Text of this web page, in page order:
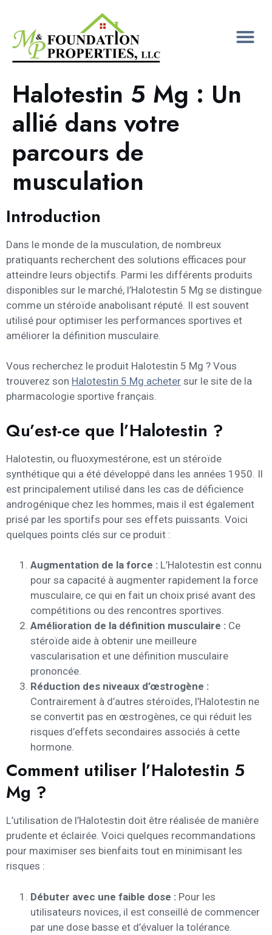
Halotestin 5 Mg : Un
allié dans votre
parcours de
musculation
Introduction
Dans le monde de la musculation, de nombreux
pratiquants recherchent des solutions efficaces pour
atteindre leurs objectifs. Parmi les différents produits
disponibles sur le marché, l’Halotestin 5 Mg se distingue
comme un stéroïde anabolisant réputé. Il est souvent
utilisé pour optimiser les performances sportives et
améliorer la définition musculaire.
Vous recherchez le produit Halotestin 5 Mg ? Vous
trouverez son Halotestin 5 Mg acheter sur le site de la
pharmacologie sportive français.
Qu’est-ce que l’Halotestin ?
Halotestin, ou fluoxymestérone, est un stéroïde
synthétique qui a été développé dans les années 1950. Il
est principalement utilisé dans les cas de déficience
androgénique chez les hommes, mais il est également
prisé par les sportifs pour ses effets puissants. Voici
quelques points clés sur ce produit :
Augmentation de la force : L’Halotestin est connu
pour sa capacité à augmenter rapidement la force
musculaire, ce qui en fait un choix prisé avant des
compétitions ou des rencontres sportives.
Amélioration de la définition musculaire : Ce
stéroïde aide à obtenir une meilleure
vascularisation et une définition musculaire
prononcée.
Réduction des niveaux d’œstrogène :
Contrairement à d’autres stéroïdes, l’Halotestin ne
se convertit pas en œstrogènes, ce qui réduit les
risques d’effets secondaires associés à cette
hormone.
Comment utiliser l’Halotestin 5
Mg ?
L’utilisation de l’Halotestin doit être réalisée de manière
prudente et éclairée. Voici quelques recommandations
pour maximiser ses bienfaits tout en minimisant les
risques :
Débuter avec une faible dose : Pour les
utilisateurs novices, il est conseillé de commencer
par une dose basse et d’évaluer la tolérance.